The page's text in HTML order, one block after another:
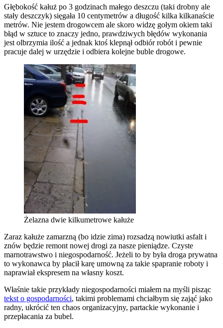
Głębokość kałuż po 3 godzinach małego deszczu (taki drobny ale
stały deszczyk) sięgała 10 centymetrów a długość kilka kilkanaście
metrów. Nie jestem drogowcem ale skoro widzę gołym okiem taki
błąd w sztuce to znaczy jedno, prawdziwych błędów wykonania
jest olbrzymia ilość a jednak ktoś klepnął odbiór robót i pewnie
pracuje dalej w urzędzie i odbiera kolejne buble drogowe.
Żelazna dwie kilkumetrowe kałuże
Zaraz kałuże zamarzną (bo idzie zima) rozsadzą nowiutki asfalt i
znów będzie remont nowej drogi za nasze pieniądze. Czyste
marnotrawstwo i niegospodarność. Jeżeli to by była droga prywatna
to wykonawca by płacił karę umowną za takie spapranie roboty i
naprawiał ekspresem na własny koszt.
Właśnie takie przykłady niegospodarności miałem na myśli pisząc
tekst o gospodarności, takimi problemami chciałbym się zająć jako
radny, ukrócić ten chaos organizacyjny, partackie wykonanie i
przepłacania za bubel.